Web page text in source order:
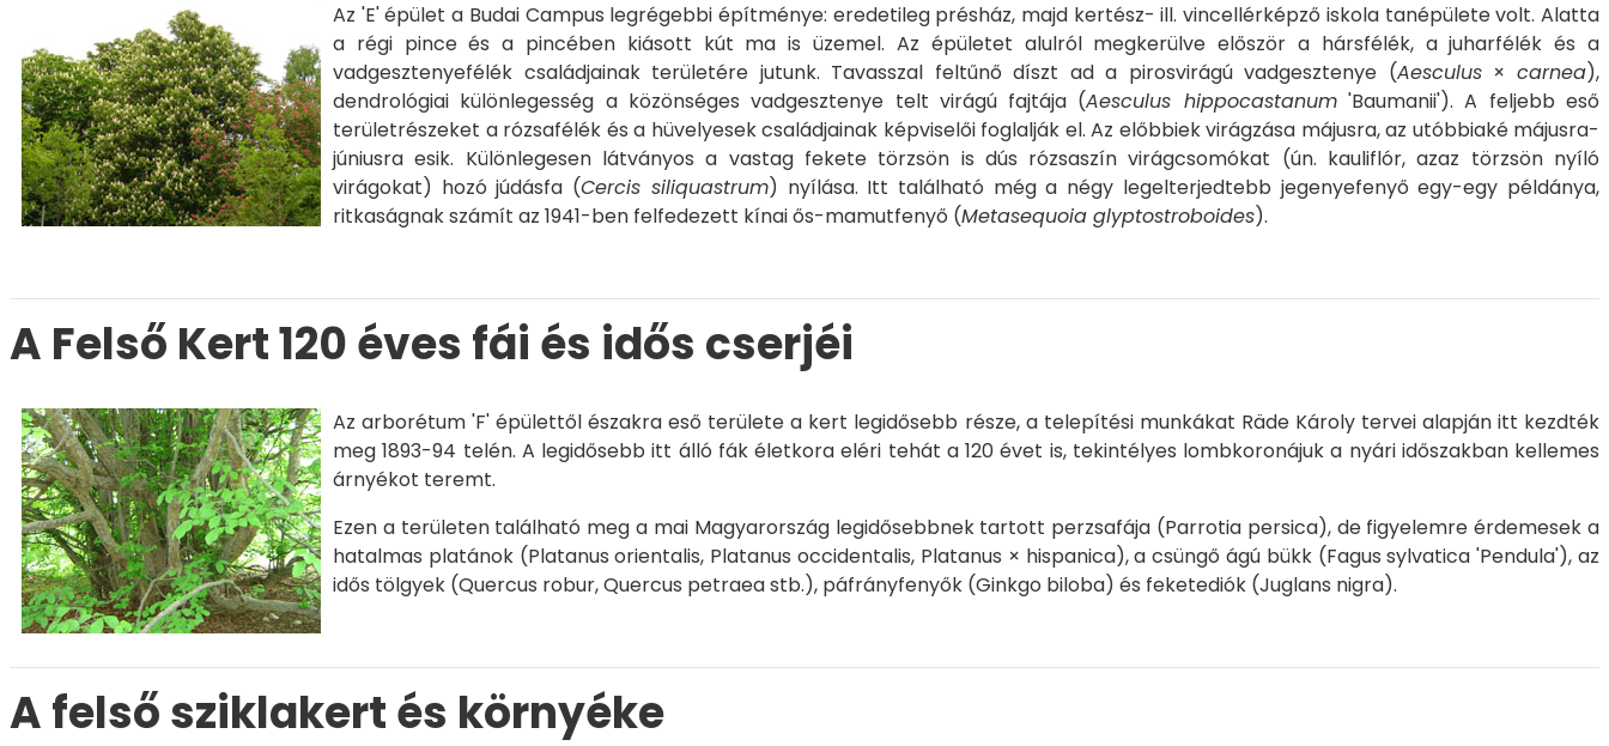
Az 'E' épület a Budai Campus legrégebbi építménye: eredetileg présház, majd kertész- ill. vincellérképző iskola tanépülete volt. Alatta
a régi pince és a pincében kiásott kút ma is üzemel. Az épületet alulról megkerülve először a hársfélék, a juharfélék és a
vadgesztenyefélék családjainak területére jutunk. Tavasszal feltűnő díszt ad a pirosvirágú vadgesztenye (Aesculus×carnea),
dendrológiai különlegesség a közönséges vadgesztenye telt virágú fajtája (Aesculus hippocastanum'Baumanii'). A feljebb eső
területrészeket a rózsafélék és a hüvelyesek családjainak képviselői foglalják el. Az előbbiek virágzása májusra, az utóbbiaké májusra-
júniusra esik. Különlegesen látványos a vastag fekete törzsön is dús rózsaszín virágcsomókat (ún. kauliflór, azaz törzsön nyíló
virágokat) hozó júdásfa (Cercis siliquastrum) nyílása. Itt található még a négy legelterjedtebb jegenyefenyő egy-egy példánya,
ritkaságnak számít az 1941-ben felfedezett kínai ős-mamutfenyő (Metasequoia glyptostroboides).
A Felső Kert 120 éves fái és idős cserjéi
Az arborétum 'F' épülettől északra eső területe a kert legidősebb része, a telepítési munkákat Räde Károly tervei alapján itt kezdték
meg 1893-94 telén. A legidősebb itt álló fák életkora eléri tehát a 120 évet is, tekintélyes lombkoronájuk a nyári időszakban kellemes
árnyékot teremt.
Ezen a területen található meg a mai Magyarország legidősebbnek tartott perzsafája (Parrotia persica), de figyelemre érdemesek a
hatalmas platánok (Platanus orientalis, Platanus occidentalis, Platanus × hispanica), a csüngő ágú bükk (Fagus sylvatica 'Pendula'), az
idős tölgyek (Quercus robur,Quercus petraeastb.), páfrányfenyők (Ginkgo biloba) és feketediók (Juglans nigra).
A felső sziklakert és környéke